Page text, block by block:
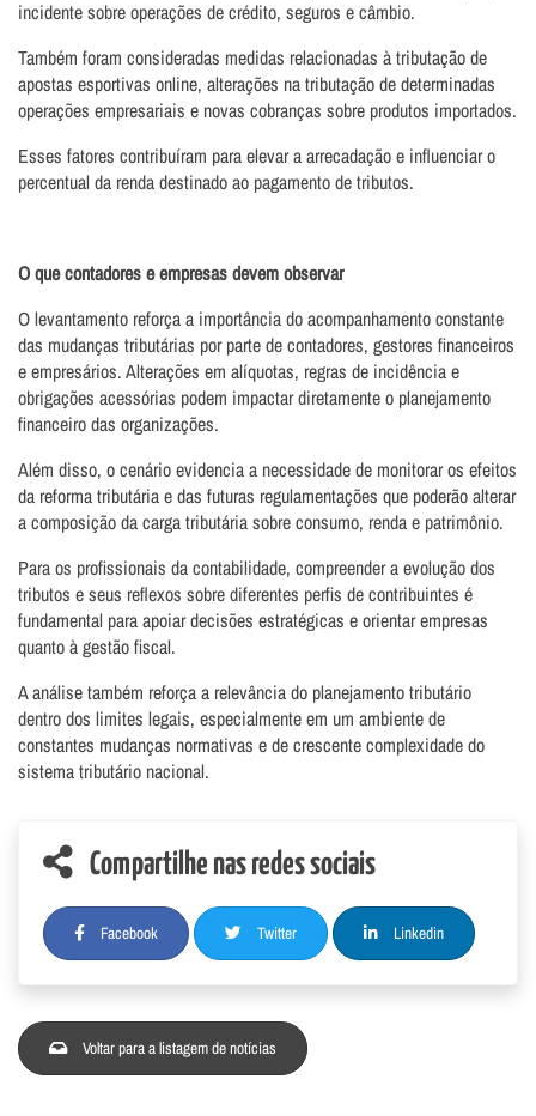
incidente sobre operações de crédito, seguros e câmbio.
Também foram consideradas medidas relacionadas à tributação de
apostas esportivas online, alterações na tributação de determinadas
operações empresariais e novas cobranças sobre produtos importados.
Esses fatores contribuíram para elevar a arrecadação e influenciar o
percentual da renda destinado ao pagamento de tributos.
O que contadores e empresas devem observar
O levantamento reforça a importância do acompanhamento constante
das mudanças tributárias por parte de contadores, gestores financeiros
e empresários. Alterações em alíquotas, regras de incidência e
obrigações acessórias podem impactar diretamente o planejamento
financeiro das organizações.
Além disso, o cenário evidencia a necessidade de monitorar os efeitos
da reforma tributária e das futuras regulamentações que poderão alterar
a composição da carga tributária sobre consumo, renda e patrimônio.
Para os profissionais da contabilidade, compreender a evolução dos
tributos e seus reflexos sobre diferentes perfis de contribuintes é
fundamental para apoiar decisões estratégicas e orientar empresas
quanto à gestão fiscal.
A análise também reforça a relevância do planejamento tributário
dentro dos limites legais, especialmente em um ambiente de
constantes mudanças normativas e de crescente complexidade do
sistema tributário nacional.
Compartilhe nas redes sociais
Facebook Twitter Linkedin
Voltar para a listagem de notícias